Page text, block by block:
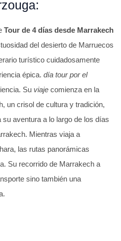
Tour de 4 días desde Marrakech
del desierto de Marruecos
turístico cuidadosamente
épica. día tour por el
Su viaje comienza en la
un crisol de cultura y tradición,
aventura a lo largo de los días
Mientras viaja a
las rutas panorámicas
Su recorrido de Marrakech a
sino también una